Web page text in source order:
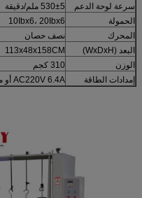
سرعة لوحة الدعم
530±5 ملم/دقيقة
الحمولة
10Ibx6، 20Ibx6
المحرك
نصف حصان
البعد (WxDxH)
113x48x158CM
الوزن
310 كجم
إمدادات الطاقة
AC220V 6.4A أو محددة من قبل المستخدم